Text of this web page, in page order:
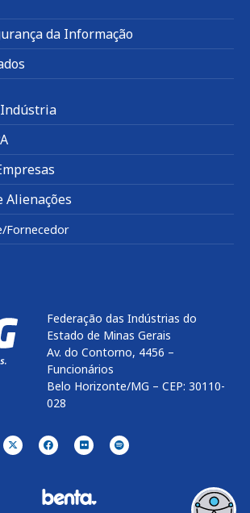
da Informação
Alienações
Fornecedor
Federação das Indústrias do
Estado de Minas Gerais
Av. do Contorno, 4456 –
Funcionários
Belo Horizonte/MG – CEP: 30110-
028